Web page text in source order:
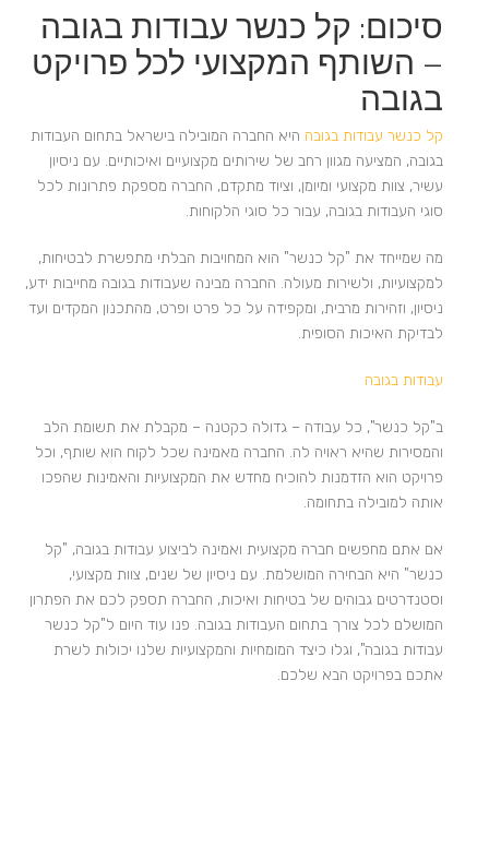
סיכום: קל כנשר עבודות בגובה
– השותף המקצועי לכל פרויקט
בגובה
קל כנשר עבודות בגובה היא החברה המובילה בישראל בתחום העבודות
בגובה, המציעה מגוון רחב של שירותים מקצועיים ואיכותיים. עם ניסיון
עשיר, צוות מקצועי ומיומן, וציוד מתקדם, החברה מספקת פתרונות לכל
סוגי העבודות בגובה, עבור כל סוגי הלקוחות.
מה שמייחד את "קל כנשר" הוא המחויבות הבלתי מתפשרת לבטיחות,
למקצועיות, ולשירות מעולה. החברה מבינה שעבודות בגובה מחייבות ידע,
ניסיון, וזהירות מרבית, ומקפידה על כל פרט ופרט, מהתכנון המקדים ועד
לבדיקת האיכות הסופית.
עבודות בגובה
ב"קל כנשר", כל עבודה – גדולה כקטנה – מקבלת את תשומת הלב
והמסירות שהיא ראויה לה. החברה מאמינה שכל לקוח הוא שותף, וכל
פרויקט הוא הזדמנות להוכיח מחדש את המקצועיות והאמינות שהפכו
אותה למובילה בתחומה.
אם אתם מחפשים חברה מקצועית ואמינה לביצוע עבודות בגובה, "קל
כנשר" היא הבחירה המושלמת. עם ניסיון של שנים, צוות מקצועי,
וסטנדרטים גבוהים של בטיחות ואיכות, החברה תספק לכם את הפתרון
המושלם לכל צורך בתחום העבודות בגובה. פנו עוד היום ל"קל כנשר
עבודות בגובה", וגלו כיצד המומחיות והמקצועיות שלנו יכולות לשרת
אתכם בפרויקט הבא שלכם.